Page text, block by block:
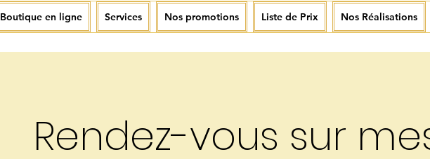
Boutique en ligne Services Nos promotions Liste de Prix Nos Réalisations
Rendez-vous sur